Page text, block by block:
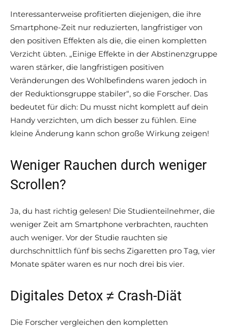
Interessanterweise profitierten diejenigen, die ihre
Smartphone-Zeit nur reduzierten, langfristiger von
den positiven Effekten als die, die einen kompletten
Verzicht übten. „Einige Effekte in der Abstinenzgruppe
waren stärker, die langfristigen positiven
Veränderungen des Wohlbefindens waren jedoch in
der Reduktionsgruppe stabiler“, so die Forscher. Das
bedeutet für dich: Du musst nicht komplett auf dein
Handy verzichten, um dich besser zu fühlen. Eine
kleine Änderung kann schon große Wirkung zeigen!
Weniger Rauchen durch weniger
Scrollen?
Ja, du hast richtig gelesen! Die Studienteilnehmer, die
weniger Zeit am Smartphone verbrachten, rauchten
auch weniger. Vor der Studie rauchten sie
durchschnittlich fünf bis sechs Zigaretten pro Tag, vier
Monate später waren es nur noch drei bis vier.
Digitales Detox ≠ Crash-Diät
Die Forscher vergleichen den kompletten